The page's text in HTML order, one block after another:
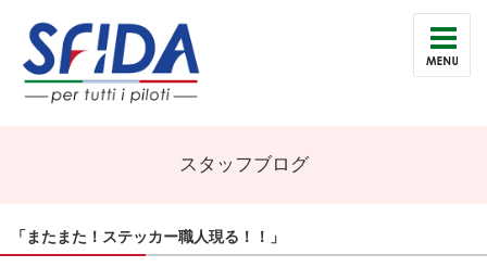
スタッフブログ
「またまた！ステッカー職人現る！！」